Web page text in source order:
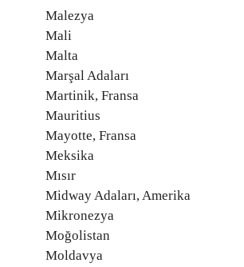
Malezya
Mali
Malta
Marşal Adaları
Martinik, Fransa
Mauritius
Mayotte, Fransa
Meksika
Mısır
Midway Adaları, Amerika
Mikronezya
Moğolistan
Moldavya